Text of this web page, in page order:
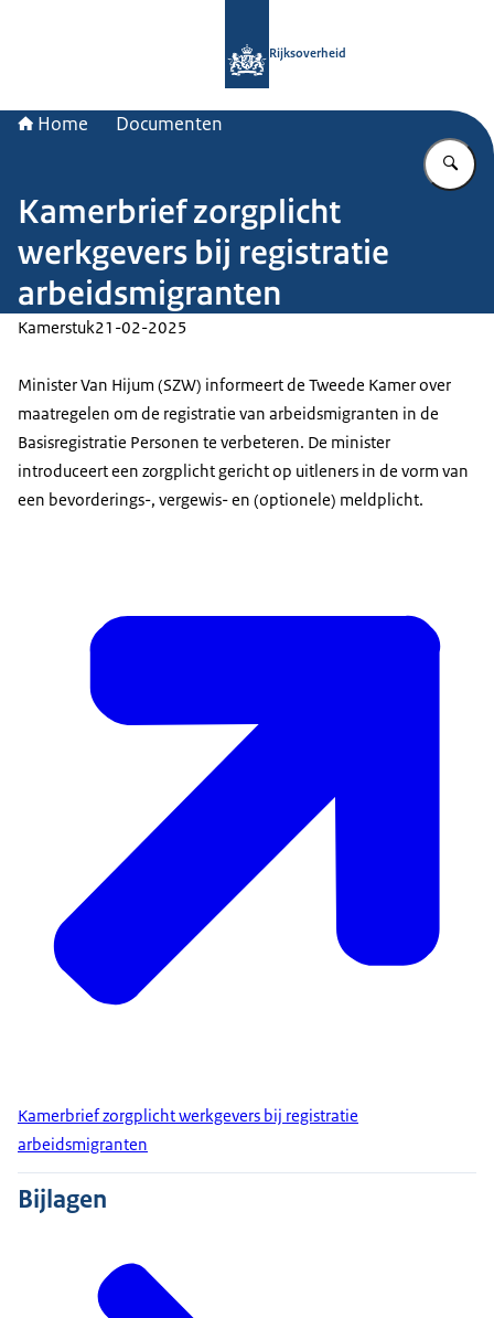
Rijksoverheid
Home Documenten
Kamerbrief zorgplicht
werkgevers bij registratie
arbeidsmigranten
Kamerstuk21-02-2025
Minister Van Hijum (SZW) informeert de Tweede Kamer over
maatregelen om de registratie van arbeidsmigranten in de
Basisregistratie Personen te verbeteren. De minister
introduceert een zorgplicht gericht op uitleners in de vorm van
een bevorderings-, vergewis- en (optionele) meldplicht.
Kamerbrief zorgplicht werkgevers bij registratie
arbeidsmigranten
Bijlagen